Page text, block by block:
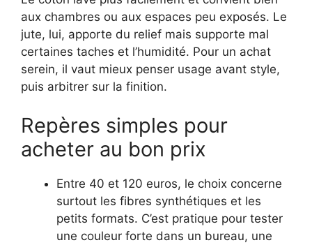
aux chambres ou aux espaces peu exposés. Le
jute, lui, apporte du relief mais supporte mal
certaines taches et l’humidité. Pour un achat
serein, il vaut mieux penser usage avant style,
puis arbitrer sur la finition.
Repères simples pour
acheter au bon prix
Entre 40 et 120 euros, le choix concerne
surtout les fibres synthétiques et les
petits formats. C’est pratique pour tester
une couleur forte dans un bureau, une